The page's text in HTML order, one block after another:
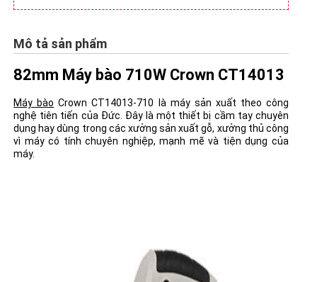
Mô tả sản phẩm
82mm Máy bào 710W Crown CT14013
Máy bào Crown CT14013-710 là máy sản xuất theo công
nghệ tiên tiến của Đức. Đây là một thiết bị cầm tay chuyên
dụng hay dùng trong các xưởng sản xuất gỗ, xưởng thủ công
vì máy có tính chuyên nghiệp, mạnh mẽ và tiện dụng của
máy.